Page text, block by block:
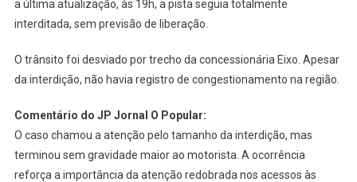
a última atualização, às 19h, a pista seguia totalmente
interditada, sem previsão de liberação.
O trânsito foi desviado por trecho da concessionária Eixo. Apesar
da interdição, não havia registro de congestionamento na região.
Comentário do JP Jornal O Popular:
O caso chamou a atenção pelo tamanho da interdição, mas
terminou sem gravidade maior ao motorista. A ocorrência
reforça a importância da atenção redobrada nos acessos às